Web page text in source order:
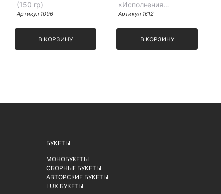
(150 гр)
Артикул 1096
В КОРЗИНУ
«Исполнения
желаний»
Артикул 1612
В КОРЗИНУ
БУКЕТЫ
МОНОБУКЕТЫ
СБОРНЫЕ БУКЕТЫ
АВТОРСКИЕ БУКЕТЫ
LUX БУКЕТЫ